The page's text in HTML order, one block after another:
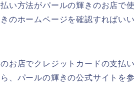
い方法がパールの輝きのお店で使
のホームページを確認すればいい
お店でクレジットカードの支払い
、パールの輝きの公式サイトを参